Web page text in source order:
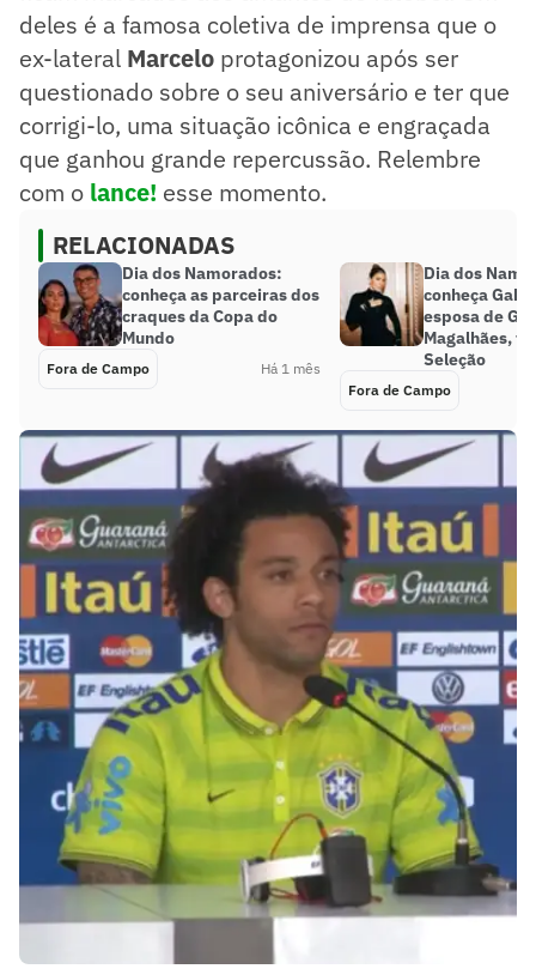
deles é a famosa coletiva de imprensa que o
ex-lateral Marcelo protagonizou após ser
questionado sobre o seu aniversário e ter que
corrigi-lo, uma situação icônica e engraçada
que ganhou grande repercussão. Relembre
com o lance! esse momento.
RELACIONADAS
Dia dos Namorados:
conheça as parceiras dos
craques da Copa do
Mundo
Fora de Campo Há 1 mês
Dia dos
conheça
esposa de
Magalhães,
Seleção
Fora de Campo